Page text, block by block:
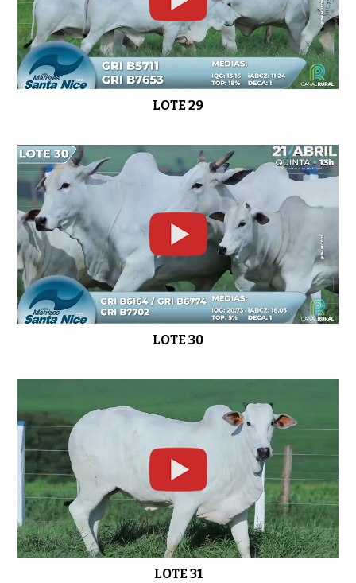
LOTE 29
LOTE 30
LOTE 31